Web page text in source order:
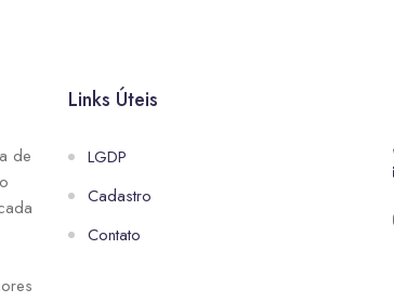
de
Links Úteis
LGDP
Cadastro
Contato